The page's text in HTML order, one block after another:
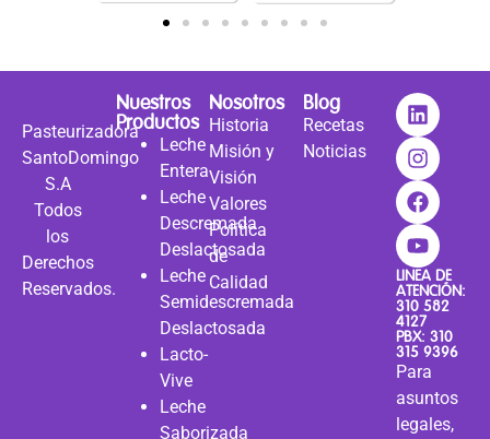
Pasteurizadora
SantoDomingo
S.A
Todos
los
Derechos
Reservados.
Nuestros
Productos
Leche
Entera
Leche
Descremada
Deslactosada
Leche
Semidescremada
Deslactosada
Lacto-
Vive
Leche
Saborizada
Nosotros
Historia
Misión y
Visión
Valores
Política
de
Calidad
Blog
Recetas
Noticias
LINEA DE
ATENCIÓN:
310 582
4127
PBX: 310
315 9396
Para
asuntos
legales,